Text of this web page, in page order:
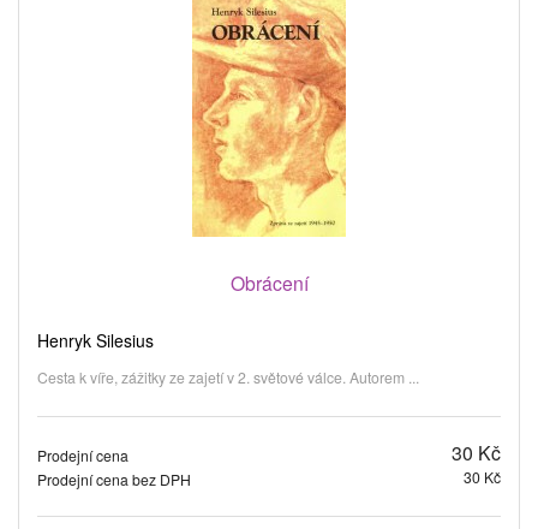
Obrácení
Henryk Silesius
Cesta k víře, zážitky ze zajetí v 2. světové válce. Autorem ...
Prodejní cena 30 Kč
Prodejní cena bez DPH 30 Kč